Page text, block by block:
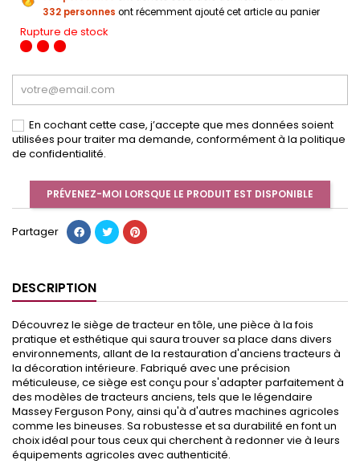
332 personnes ont récemment ajouté cet article au panier
Rupture de stock
En cochant cette case, j’accepte que mes données soient
utilisées pour traiter ma demande, conformément à la politique
de confidentialité.
PRÉVENEZ-MOI LORSQUE LE PRODUIT EST DISPONIBLE
Partager
DESCRIPTION
Découvrez le siège de tracteur en tôle, une pièce à la fois
pratique et esthétique qui saura trouver sa place dans divers
environnements, allant de la restauration d'anciens tracteurs à
la décoration intérieure. Fabriqué avec une précision
méticuleuse, ce siège est conçu pour s'adapter parfaitement à
des modèles de tracteurs anciens, tels que le légendaire
Massey Ferguson Pony, ainsi qu'à d'autres machines agricoles
comme les bineuses. Sa robustesse et sa durabilité en font un
choix idéal pour tous ceux qui cherchent à redonner vie à leurs
équipements agricoles avec authenticité.